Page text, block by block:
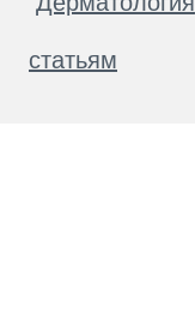
статьям